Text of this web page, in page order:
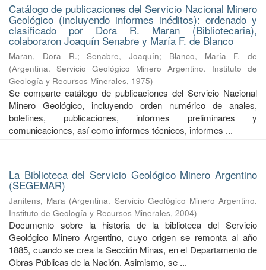
Catálogo de publicaciones del Servicio Nacional Minero
Geológico (incluyendo informes inéditos): ordenado y
clasificado por Dora R. Maran (Bibliotecaria),
colaboraron Joaquín Senabre y María F. de Blanco
Maran, Dora R.;Senabre, Joaquín; Blanco, María F. de
(Argentina. Servicio Geológico Minero Argentino. Instituto de
Geología y Recursos Minerales, 1975)
Se comparte catálogo de publicaciones del Servicio Nacional
Minero Geológico, incluyendo orden numérico de anales,
boletines, publicaciones, informes preliminares y
comunicaciones, así como informes técnicos, informes ...
La Biblioteca del Servicio Geológico Minero Argentino
(SEGEMAR)
Janitens, Mara (Argentina. Servicio Geológico Minero Argentino.
Instituto de Geología y Recursos Minerales, 2004)
Documento sobre la historia de la biblioteca del Servicio
Geológico Minero Argentino, cuyo origen se remonta al año
1885, cuando se crea la Sección Minas, en el Departamento de
Obras Públicas de la Nación. Asimismo, se ...